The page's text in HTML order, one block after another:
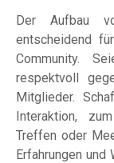
Der Aufbau
entscheidend
Community.
respektvoll
Mitglieder.
Interaktion,
Treffen oder
Erfahrungen und